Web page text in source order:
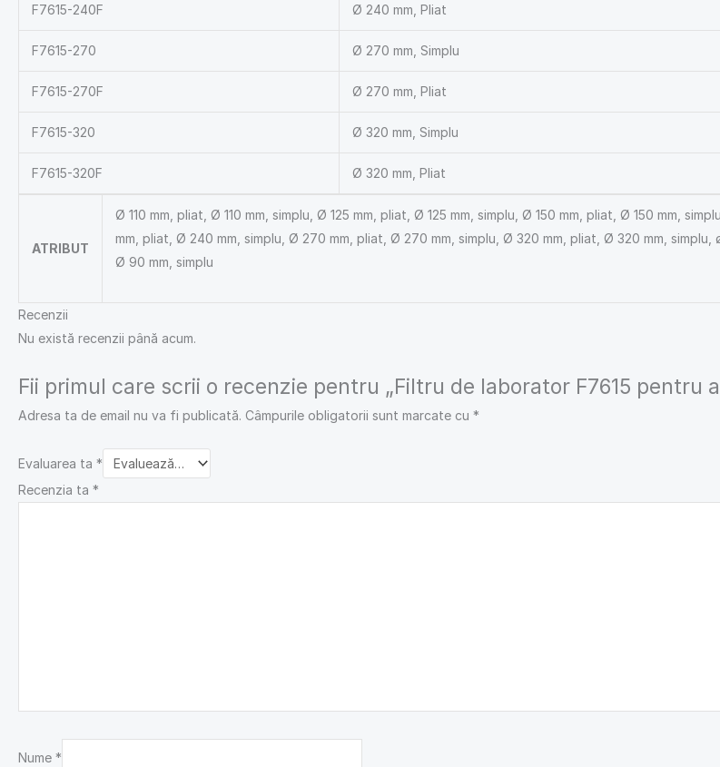
F7615-240F Ø 240 mm, Pliat
F7615-270 Ø 270 mm, Simplu
F7615-270F Ø 270 mm, Pliat
F7615-320 Ø 320 mm, Simplu
F7615-320F Ø 320 mm, Pliat
ATRIBUT
Ø 110 mm, pliat, Ø 110 mm, simplu, Ø 125 mm, pliat, Ø 125 mm, simplu, Ø 150 mm, pliat, Ø 150 mm,
mm, pliat, Ø 240 mm, simplu, Ø 270 mm, pliat, Ø 270 mm, simplu, Ø 320 mm, pliat, Ø 320 mm,
Ø 90 mm, simplu
Recenzii
Nu există recenzii până acum.
Fii primul care scrii o recenzie pentru „Filtru de laborator F7615 pentru
Adresa ta de email nu va fi publicată. Câmpurile obligatorii sunt marcate cu *
Evaluarea ta *
Recenzia ta *
Nume *